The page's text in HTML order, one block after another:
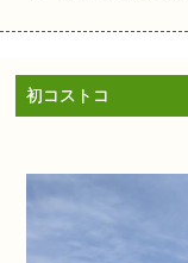
初コストコ